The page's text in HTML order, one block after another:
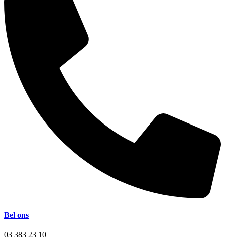
Bel ons
03 383 23 10